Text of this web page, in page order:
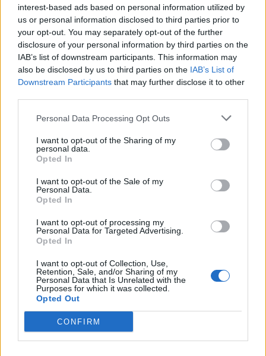
interest-based ads based on personal information utilized by
us or personal information disclosed to third parties prior to
your opt-out. You may separately opt-out of the further
disclosure of your personal information by third parties on the
IAB’s list of downstream participants. This information may
also be disclosed by us to third parties on the IAB’s List of
Downstream Participants that may further disclose it to other
Personal Data Processing Opt Outs
I want to opt-out of the Sharing of my
personal data.
Opted In
I want to opt-out of the Sale of my
Personal Data.
Opted In
I want to opt-out of processing my
Personal Data for Targeted Advertising.
Opted In
I want to opt-out of Collection, Use,
Retention, Sale, and/or Sharing of my
Personal Data that Is Unrelated with the
Purposes for which it was collected.
Opted Out
CONFIRM
Δείτε όλες τις τελευταίες επιχειρηματικές
Ειδήσειςαπό την Ελλάδα και τον κόσμο στο
Σχολιάστε
| Κάνε click για να σχολιάσεις